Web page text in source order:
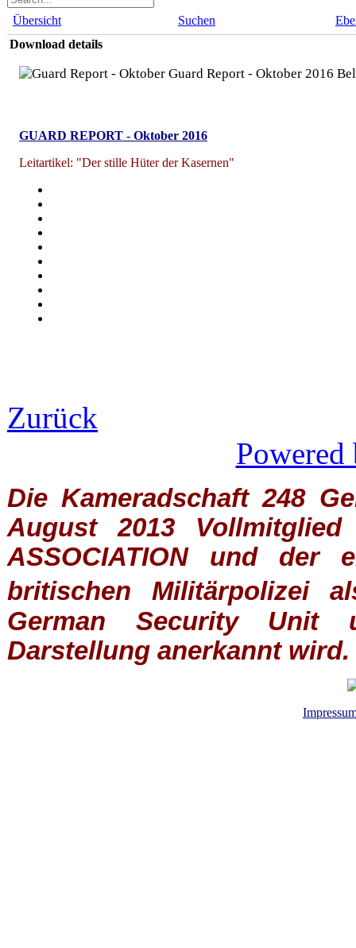
Übersicht Suchen
Download details
Guard Report - Oktober 2016
GUARD REPORT - Oktober 2016
Leitartikel: "Der stille Hüter der Kasernen"
Zurück
Die Kameradschaft 248
August 2013
ASSOCIATIONund der
britischen
Militärpolizei
German Security Unit
Darstellung anerkannt wird.